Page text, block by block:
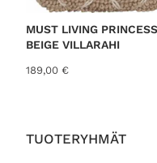
TUOTERYHMÄT
MUST LIVING PRINCESS
BEIGE VILLARAHI
189,00 €